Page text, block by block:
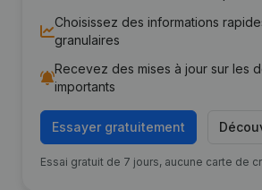
Choisissez des informations
granulaires
Recevez des mises à jour sur les
importants
Essayer gratuitement
Essai gratuit de 7 jours, aucune carte de